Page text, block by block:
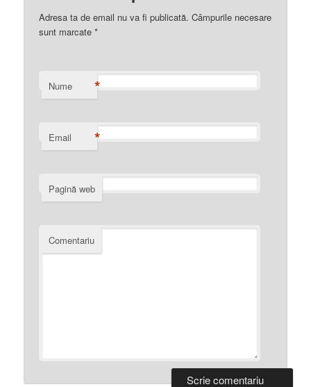
Adresa ta de email nu va fi publicată. Câmpurile necesare
sunt marcate*
Nume *
Email *
Pagină web
Comentariu